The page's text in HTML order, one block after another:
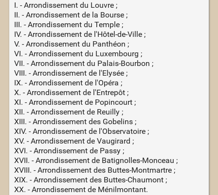
I. - Arrondissement du Louvre ;
II. - Arrondissement de la Bourse ;
III. - Arrondissement du Temple ;
IV. - Arrondissement de l'Hôtel-de-Ville ;
V. - Arrondissement du Panthéon ;
VI. - Arrondissement du Luxembourg ;
VII. - Arrondissement du Palais-Bourbon ;
VIII. - Arrondissement de l'Elysée ;
IX. - Arrondissement de l'Opéra ;
X. - Arrondissement de l'Entrepôt ;
XI. - Arrondissement de Popincourt ;
XII. - Arrondissement de Reuilly ;
XIII. - Arrondissement des Gobelins ;
XIV. - Arrondissement de l'Observatoire ;
XV. - Arrondissement de Vaugirard ;
XVI. - Arrondissement de Passy ;
XVII. - Arrondissement de Batignolles-Monceau ;
XVIII. - Arrondissement des Buttes-Montmartre ;
XIX. - Arrondissement des Buttes-Chaumont ;
XX. - Arrondissement de Ménilmontant.